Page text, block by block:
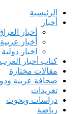
الرئيسية
أخبار
أخبار
أخبار عربية
اخبار دولية
كتاب أخبار العرب
مقالات مختارة
صحافة عربية
تغريدات
دراسات وبحوث
رياضة